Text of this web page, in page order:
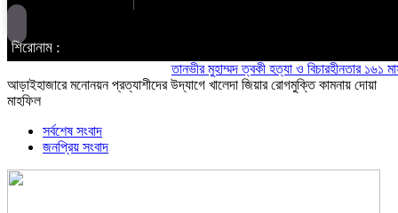
শিরোনাম :
তানভীর মুহাম্মদ ত্বকী হত্যা ও বিচারহীনতার ১৬১ মাস
আড়াইহাজারে মনোনয়ন প্রত্যাশীদের উদ্যাগে খালেদা জিয়ার রোগমুক্তি কামনায় দোয়া
মাহফিল
সর্বশেষ সংবাদ
জনপ্রিয় সংবাদ